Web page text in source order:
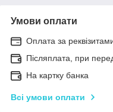
Умови оплати
Оплата за
Післяплата, при
На картку банка
Всі умови оплати